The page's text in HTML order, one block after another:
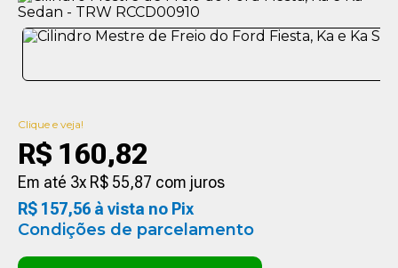
Clique e veja!
R$ 160,82
Em até 3x R$ 55,87 com juros
R$ 157,56 à vista no Pix
Condições de parcelamento